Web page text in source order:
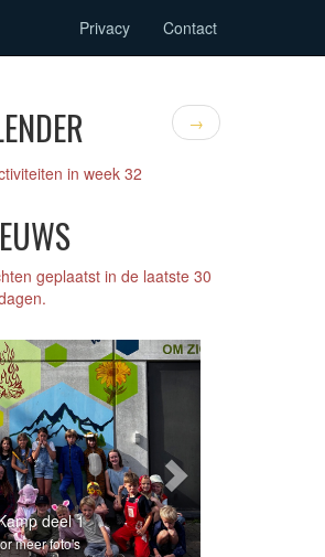
Privacy Contact
→
in week 32
geplaatst in de laatste 30
deel 1
meer foto's